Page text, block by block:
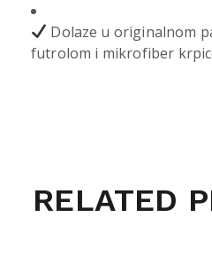
Dolaze u originalnom
futrolom i mikrofiber
RELATED